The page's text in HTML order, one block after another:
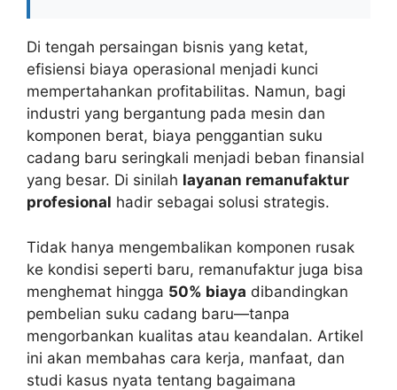
Di tengah persaingan bisnis yang ketat,
efisiensi biaya operasional menjadi kunci
mempertahankan profitabilitas. Namun, bagi
industri yang bergantung pada mesin dan
komponen berat, biaya penggantian suku
cadang baru seringkali menjadi beban finansial
yang besar. Di sinilah layanan remanufaktur
profesional hadir sebagai solusi strategis.
Tidak hanya mengembalikan komponen rusak
ke kondisi seperti baru, remanufaktur juga bisa
menghemat hingga 50% biaya dibandingkan
pembelian suku cadang baru—tanpa
mengorbankan kualitas atau keandalan. Artikel
ini akan membahas cara kerja, manfaat, dan
studi kasus nyata tentang bagaimana